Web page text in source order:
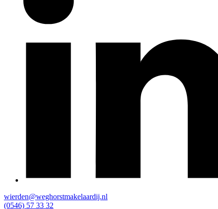
wierden@weghorstmakelaardij.nl
(0546) 57 33 32